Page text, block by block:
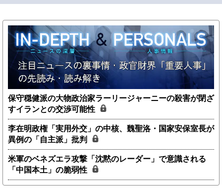
保守穏健派の大物政治家ラーリージャーニーの殺害が閉ざ
すイランとの交渉可能性
李在明政権「実用外交」の中核、魏聖洛・国家安保室長が
異例の「自主派」批判
米軍のベネズエラ攻撃「沈黙のレーダー」で意識される
「中国本土」の脆弱性